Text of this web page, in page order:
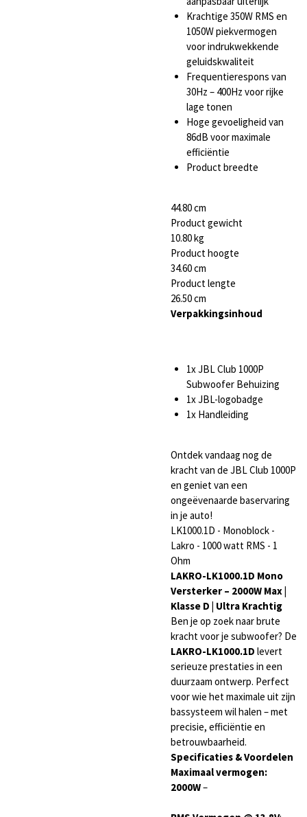
Krachtige 350W RMS en
1050W piekvermogen
voor indrukwekkende
geluidskwaliteit
Frequentierespons van
30Hz – 400Hz voor rijke
lage tonen
Hoge gevoeligheid van
86dB voor maximale
efficiëntie
Product breedte
44.80 cm
Product gewicht
10.80 kg
Product hoogte
34.60 cm
Product lengte
26.50 cm
Verpakkingsinhoud
1x JBL Club 1000P
Subwoofer Behuizing
1x JBL-logobadge
1x Handleiding
Ontdek vandaag nog de
kracht van de JBL Club 1000P
en geniet van een
ongeëvenaarde baservaring
in je auto!
LK1000.1D - Monoblock -
Lakro - 1000 watt RMS - 1
Ohm
LAKRO-LK1000.1D Mono
Versterker – 2000W Max |
Klasse D | Ultra Krachtig
Ben je op zoek naar brute
kracht voor je subwoofer? De
LAKRO-LK1000.1D levert
serieuze prestaties in een
duurzaam ontwerp. Perfect
voor wie het maximale uit zijn
bassysteem wil halen – met
precisie, efficiëntie en
betrouwbaarheid.
Specificaties & Voordelen
Maximaal vermogen:
2000W–